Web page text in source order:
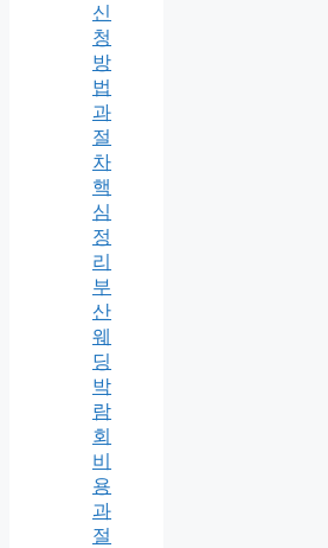
신
청
방
법
과
절
차
핵
심
정
리
부
산
웨
딩
박
람
회
비
용
과
절